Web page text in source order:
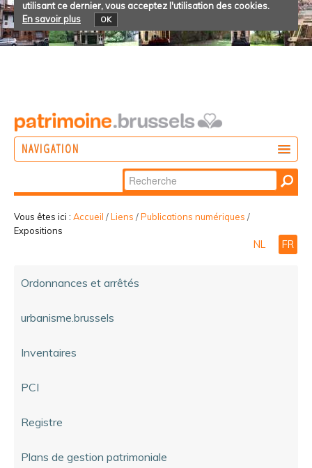
utilisant ce dernier, vous acceptez l'utilisation des cookies.
En savoir plus
OK
NAVIGATION
PARTICIPER
Chercher par
Recherche
avancée…
Vous êtes ici : Accueil /Liens /Publications numériques /
Expositions
NL FR
Ordonnances et arrêtés
urbanisme.brussels
Inventaires
PCI
Registre
Plans de gestion patrimoniale